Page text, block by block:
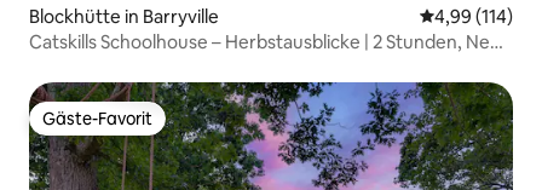
Blockhütte in Barryville
4,99 (114)
Catskills Schoolhouse – Herbstausblicke | 2 Stunden, New
Gäste-Favorit
Gäste-Favorit